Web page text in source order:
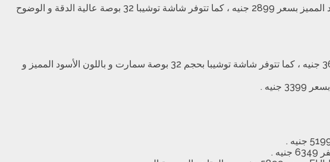
سعر شاشة توشيبا 32 بوصة HD تتوفر شاشة توشيبا بحجم 32 بوصة HD عالية الجودة و الدقة و متوفرة باللون الأسود المميز بسعر 2899 جنيه ، كما تتوفر شاشة توشيبا 32 بوصة عالية الدقة و الوضوح
سعر شاشة توشيبا 32 بوصة سمارت يمكن الحصول على شاشة توشيبا بحجم 32 بوصة HD كامل سمارت بسعر 3649 جنيه ، كما تتوفر شاشة توشيبا بحجم 32 بوصة سمارت و باللون الأسود المميز و